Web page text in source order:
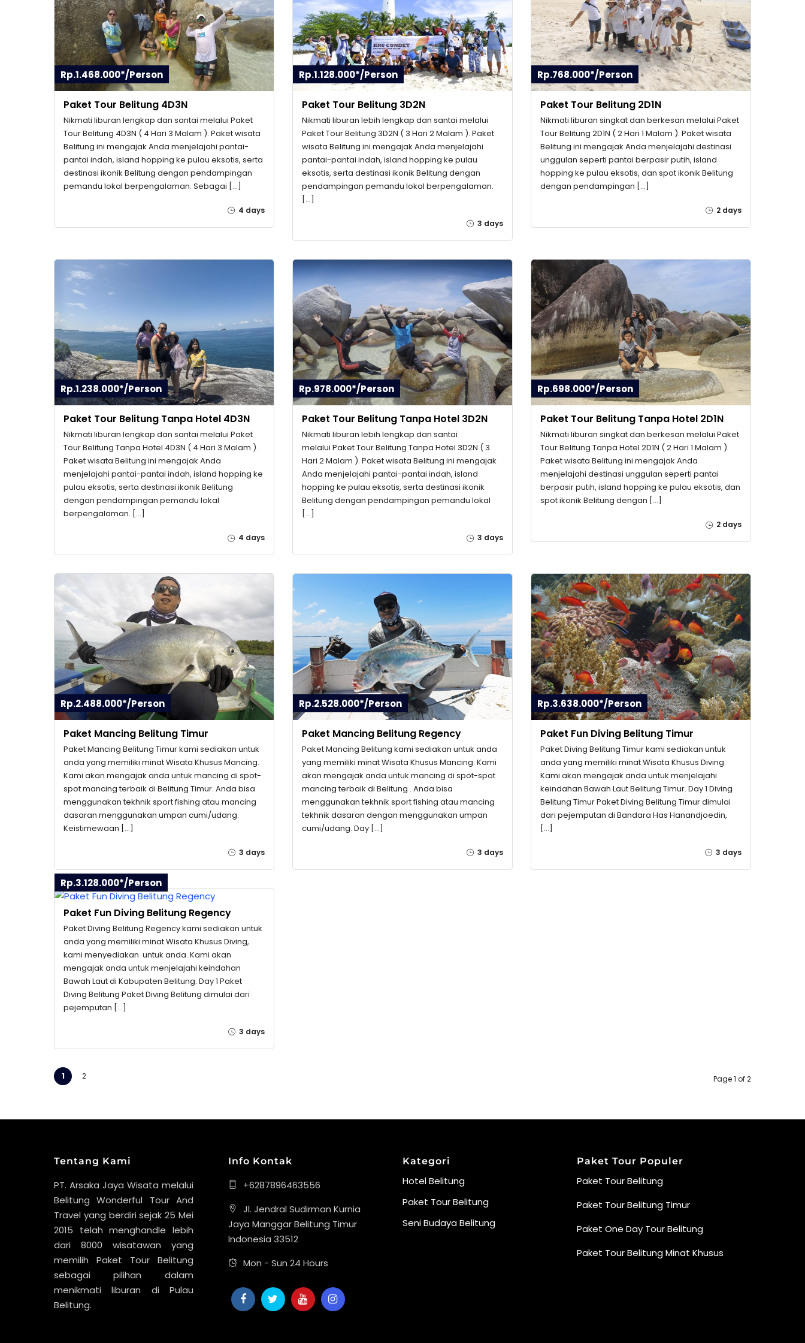
Rp.1.468.000*/Person
Paket Tour Belitung 4D3N
Nikmati liburan lengkap dan santai melalui Paket
Tour Belitung 4D3N ( 4 Hari 3 Malam ). Paket wisata
Belitung ini mengajak Anda menjelajahi pantai-
pantai indah, island hopping ke pulau eksotis, serta
destinasi ikonik Belitung dengan pendampingan
pemandu lokal berpengalaman. Sebagai […]
4 days
Rp.1.128.000*/Person
Paket Tour Belitung 3D2N
Nikmati liburan lebih lengkap dan santai melalui
Paket Tour Belitung 3D2N ( 3 Hari 2 Malam ). Paket
wisata Belitung ini mengajak Anda menjelajahi
pantai-pantai indah, island hopping ke pulau
eksotis, serta destinasi ikonik Belitung dengan
pendampingan pemandu lokal berpengalaman.
[…]
3 days
Rp.768.000*/Person
Paket Tour Belitung 2D1N
Nikmati liburan singkat dan berkesan melalui Paket
Tour Belitung 2D1N ( 2 Hari 1 Malam ). Paket wisata
Belitung ini mengajak Anda menjelajahi destinasi
unggulan seperti pantai berpasir putih, island
hopping ke pulau eksotis, dan spot ikonik Belitung
dengan pendampingan […]
2 days
Rp.1.238.000*/Person
Paket Tour Belitung Tanpa Hotel 4D3N
Nikmati liburan lengkap dan santai melalui Paket
Tour Belitung Tanpa Hotel 4D3N ( 4 Hari 3 Malam ).
Paket wisata Belitung ini mengajak Anda
menjelajahi pantai-pantai indah, island hopping ke
pulau eksotis, serta destinasi ikonik Belitung
dengan pendampingan pemandu lokal
berpengalaman. […]
4 days
Rp.978.000*/Person
Paket Tour Belitung Tanpa Hotel 3D2N
Nikmati liburan lebih lengkap dan santai
melalui Paket Tour Belitung Tanpa Hotel 3D2N ( 3
Hari 2 Malam ). Paket wisata Belitung ini mengajak
Anda menjelajahi pantai-pantai indah, island
hopping ke pulau eksotis, serta destinasi ikonik
Belitung dengan pendampingan pemandu lokal
[…]
3 days
Rp.698.000*/Person
Paket Tour Belitung Tanpa Hotel 2D1N
Nikmati liburan singkat dan berkesan melalui Paket
Tour Belitung Tanpa Hotel 2D1N ( 2 Hari 1 Malam ).
Paket wisata Belitung ini mengajak Anda
menjelajahi destinasi unggulan seperti pantai
berpasir putih, island hopping ke pulau eksotis, dan
spot ikonik Belitung dengan […]
2 days
Rp.2.488.000*/Person
Paket Mancing Belitung Timur
Paket Mancing Belitung Timur kami sediakan untuk
anda yang memiliki minat Wisata Khusus Mancing.
Kami akan mengajak anda untuk mancing di spot-
spot mancing terbaik di Belitung Timur. Anda bisa
menggunakan tekhnik sport fishing atau mancing
dasaran menggunakan umpan cumi/udang.
Keistimewaan […]
3 days
Rp.2.528.000*/Person
Paket Mancing Belitung Regency
Paket Mancing Belitung kami sediakan untuk anda
yang memiliki minat Wisata Khusus Mancing. Kami
akan mengajak anda untuk mancing di spot-spot
mancing terbaik di Belitung . Anda bisa
menggunakan tekhnik sport fishing atau mancing
tekhnik dasaran dengan menggunakan umpan
cumi/udang. Day […]
3 days
Rp.3.638.000*/Person
Paket Fun Diving Belitung Timur
Paket Diving Belitung Timur kami sediakan untuk
anda yang memiliki minat Wisata Khusus Diving.
Kami akan mengajak anda untuk menjelajahi
keindahan Bawah Laut Belitung Timur. Day 1 Diving
Belitung Timur Paket Diving Belitung Timur dimulai
dari pejemputan di Bandara Has Hanandjoedin,
[…]
3 days
Rp.3.128.000*/Person
Paket Fun Diving Belitung Regency
Paket Diving Belitung Regency kami sediakan untuk
anda yang memiliki minat Wisata Khusus Diving,
kami menyediakan untuk anda. Kami akan
mengajak anda untuk menjelajahi keindahan
Bawah Laut di Kabupaten Belitung. Day 1 Paket
Diving Belitung Paket Diving Belitung dimulai dari
pejemputan […]
3 days
1 2 Page 1 of 2
Tentang Kami
PT. Arsaka Jaya Wisata melalui
Belitung Wonderful Tour And
Travel yang berdiri sejak 25 Mei
2015 telah menghandle lebih
dari 8000 wisatawan yang
memilih Paket Tour Belitung
sebagai pilihan dalam
menikmati liburan di Pulau
Belitung.
Info Kontak
+6287896463556
Jl. Jendral Sudirman Kurnia
Jaya Manggar Belitung Timur
Indonesia 33512
Mon - Sun 24 Hours
Kategori
Hotel Belitung
Paket Tour Belitung
Seni Budaya Belitung
Paket Tour Populer
Paket Tour Belitung
Paket Tour Belitung Timur
Paket One Day Tour Belitung
Paket Tour Belitung Minat Khusus